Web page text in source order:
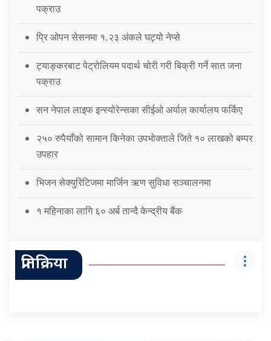
पक्राउ
प्रि ओपन सेसनमा १.२३ अंकले घट्यो नेप्से
ट्याङ्करबाट पेट्रोलियम पदार्थ चोरी गरी बिक्री गर्ने सात जना
पक्राउ
सन नेपाल लाइफ इन्स्योरेन्सका सीईओ अर्याल कार्यालय फर्किए
२५० रुपैयाँको सामान किनेका उपभोक्ताले जिते १० लाखको बम्पर
उपहार
भिजन सेक्युरिटिजमा मार्जिन ऋण सुविधा सञ्चालनमा
१ महिनाका लागि ६० अर्ब तान्दै केन्द्रीय बैंक
प्रतिक्रिया